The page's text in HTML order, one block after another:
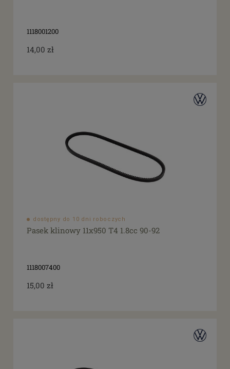
1118001200
14,00 zł
dostępny do 10 dni roboczych
Pasek klinowy 11x950 T4 1.8cc 90-92
1118007400
15,00 zł